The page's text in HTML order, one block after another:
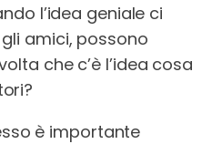
l’idea geniale ci
amici, possono
che c’è l’idea cosa
è importante